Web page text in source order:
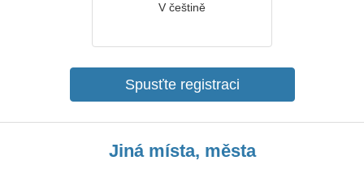
V češtině
Spusťte registraci
Jiná místa, města